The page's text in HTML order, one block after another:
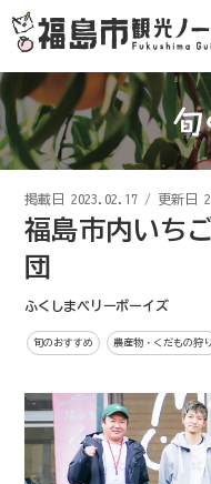
掲載日 2023.02.17 / 更新日
福島市内いち
団
ふくしまベリーボーイズ
旬のおすすめ 農産物・くだもの狩り